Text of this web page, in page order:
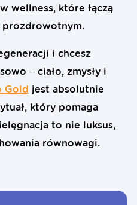
wellness, które łączą
prozdrowotnym.
i chcesz
– ciało, zmysły i
Gold jest absolutnie
który pomaga
to nie luksus,
równowagi.